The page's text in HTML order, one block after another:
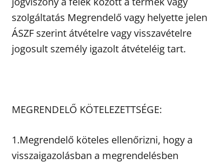
szolgáltatás Megrendelő vagy helyette jelen
ÁSZF szerint átvételre vagy visszavételre
jogosult személy igazolt átvételéig tart.
MEGRENDELŐ KÖTELEZETTSÉGE:
1.Megrendelő köteles ellenőrizni, hogy a
visszaigazolásban a megrendelésben